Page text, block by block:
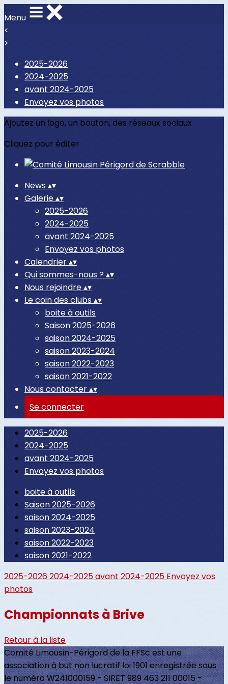
Menu
<
>
2025-2026
2024-2025
avant 2024-2025
Envoyez vos photos
Ajoutez un logo, un bouton, des réseaux sociaux
Cliquez pour éditer
News ▴▾
Galerie▴▾
2025-2026
2024-2025
avant 2024-2025
Envoyez vos photos
Calendrier▴▾
Qui sommes-nous ? ▴▾
Nous rejoindre▴▾
Le coin des clubs ▴▾
boite à outils
Saison 2025-2026
saison 2024-2025
saison 2023-2024
saison 2022-2023
saison 2021-2022
Nous contacter▴▾
Se connecter
2025-2026
2024-2025
avant 2024-2025
Envoyez vos photos
boite à outils
Saison 2025-2026
saison 2024-2025
saison 2023-2024
saison 2022-2023
saison 2021-2022
2025-20262024-2025avant 2024-2025 Envoyez vos
photos
Championnats à Brive
Retour à la liste
Comité Limousin-Périgord de la FFSc est une
association à but non lucratif loi 1901 enregistrée sous
le numéro W241000159 - SIRET 989 463 211 00015 -